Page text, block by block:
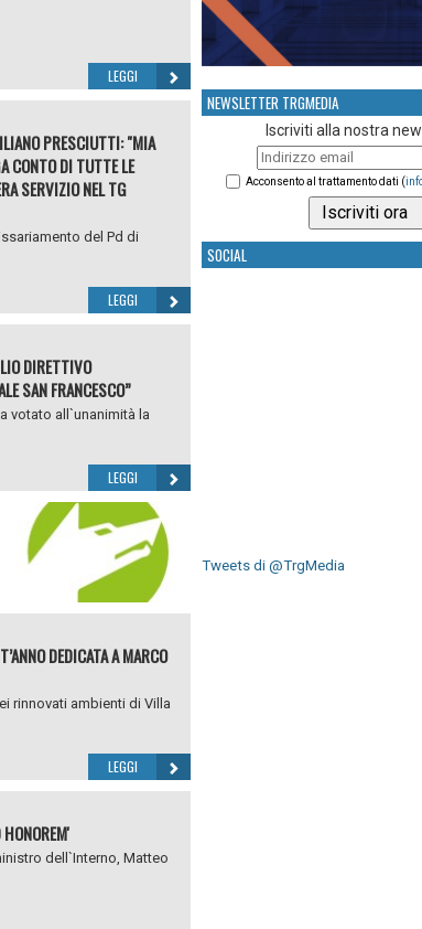
LEGGI
PRESCIUTTI: "MIA
CONTO DI TUTTE LE
SERVIZIO NEL TG
del Pd di
LEGGI
DIRETTIVO
SAN FRANCESCO”
votato all`unanimità la
LEGGI
DEDICATA A MARCO
rinnovati ambienti di Villa
LEGGI
dell`Interno, Matteo
NEWSLETTER TRGMEDIA
Iscriviti alla nostra
Acconsento al trattamento dati (
SOCIAL
Tweets di @TrgMedia